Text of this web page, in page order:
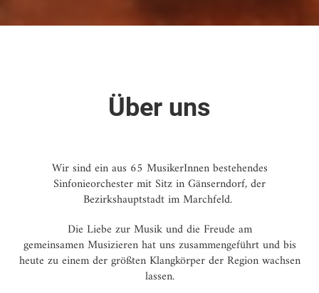
Über uns
Wir sind ein aus 65 MusikerInnen bestehendes
Sinfonieorchester mit Sitz in Gänserndorf, der
Bezirkshauptstadt im Marchfeld.
Die Liebe zur Musik und die Freude am
gemeinsamen Musizieren hat uns zusammengeführt und bis
heute zu einem der größten Klangkörper der Region wachsen
lassen.